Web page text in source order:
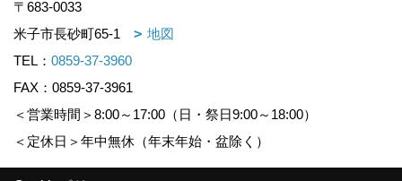
〒683-0033
米子市長砂町65-1
地図
TEL： 0859-37-3960
FAX：0859-37-3961
＜営業時間＞8:00～17:00（日・祭日9:00～18:00）
＜定休日＞年中無休（年末年始・盆除く）